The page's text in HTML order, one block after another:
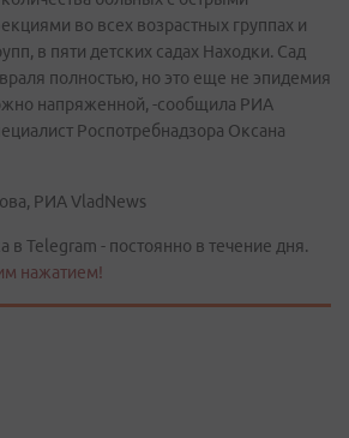
во всех возрастных группах и
в пяти детских садах Находки. Сад
полностью, но это еще не эпидемия
напряженной, -сообщила РИА
Роспотребнадзора Оксана
РИА VladNews
в Telegram - постоянно в течение дня.
нажатием!